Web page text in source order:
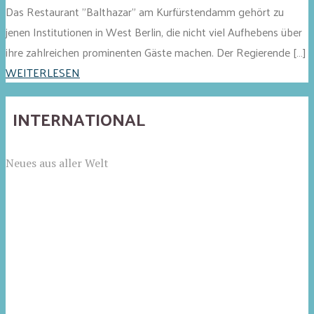
Das Restaurant "Balthazar" am Kurfürstendamm gehört zu
jenen Institutionen in West Berlin, die nicht viel Aufhebens über
ihre zahlreichen prominenten Gäste machen. Der Regierende […]
WEITERLESEN
INTERNATIONAL
Neues aus aller Welt